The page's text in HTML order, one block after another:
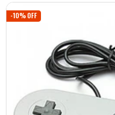
-10% OFF